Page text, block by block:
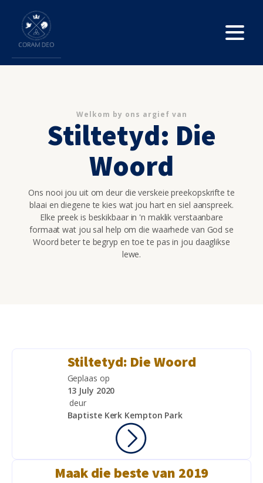
Welkom by ons argief van
Stiltetyd: Die
Woord
Ons nooi jou uit om deur die verskeie preekopskrifte te
blaai en diegene te kies wat jou hart en siel aanspreek.
Elke preek is beskikbaar in 'n maklik verstaanbare
formaat wat jou sal help om die waarhede van God se
Woord beter te begryp en toe te pas in jou daaglikse
lewe.
Stiltetyd: Die Woord
Geplaas op
13 July 2020
deur
Baptiste Kerk Kempton Park
Maak die beste van 2019